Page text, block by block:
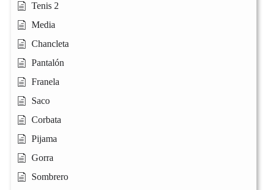
Tenis 2
Media
Chancleta
Pantalón
Franela
Saco
Corbata
Pijama
Gorra
Sombrero